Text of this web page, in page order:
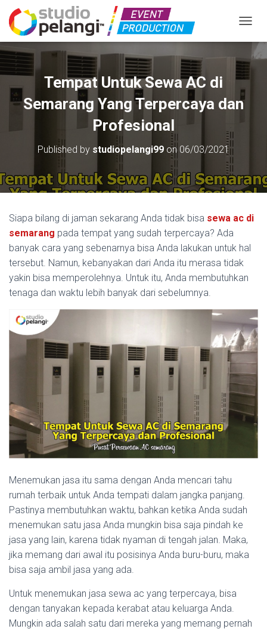
Tempat Untuk Sewa AC di
Semarang Yang Terpercaya dan
Profesional
Published by studiopelangi99 on 06/03/2021
Siapa bilang di jaman sekarang Anda tidak bisa sewa ac di
semarang pada tempat yang sudah terpercaya? Ada
banyak cara yang sebenarnya bisa Anda lakukan untuk hal
tersebut. Namun, kebanyakan dari Anda itu merasa tidak
yakin bisa memperolehnya. Untuk itu, Anda membutuhkan
tenaga dan waktu lebih banyak dari sebelumnya.
Menemukan jasa itu sama dengan Anda mencari tahu
rumah terbaik untuk Anda tempati dalam jangka panjang.
Pastinya membutuhkan waktu, bahkan ketika Anda sudah
menemukan satu jasa Anda mungkin bisa saja pindah ke
jasa yang lain, karena tidak nyaman di tengah jalan. Maka,
jika memang dari awal itu posisinya Anda buru-buru, maka
bisa saja ambil jasa yang ada.
Untuk menemukan jasa sewa ac yang terpercaya, bisa
dengan tanyakan kepada kerabat atau keluarga Anda.
Mungkin ada salah satu dari mereka yang memang pernah